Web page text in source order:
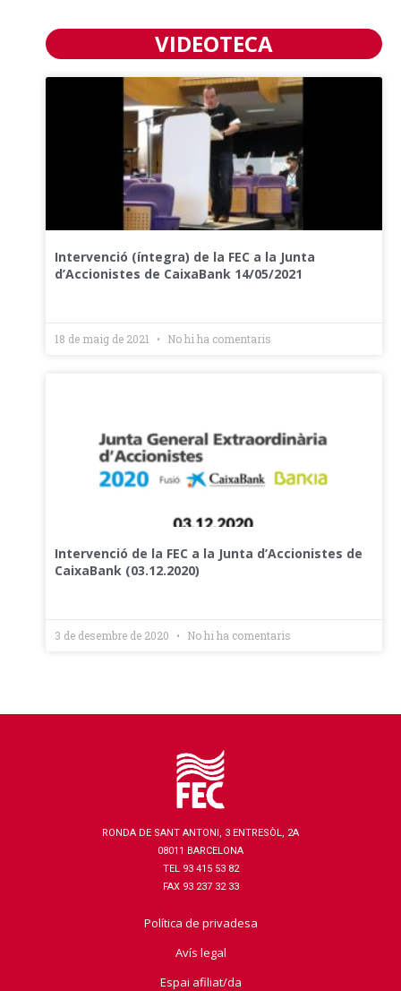
VIDEOTECA
Intervenció (íntegra) de la FEC a la Junta
d’Accionistes de CaixaBank 14/05/2021
18 de maig de 2021 No hi ha comentaris
Intervenció de la FEC a la Junta d’Accionistes de
CaixaBank (03.12.2020)
3 de desembre de 2020 No hi ha comentaris
RONDA DE SANT ANTONI, 3 ENTRESÒL, 2A
08011 BARCELONA
TEL 93 415 53 82
FAX 93 237 32 33
Política de privadesa
Avís legal
Espai afiliat/da